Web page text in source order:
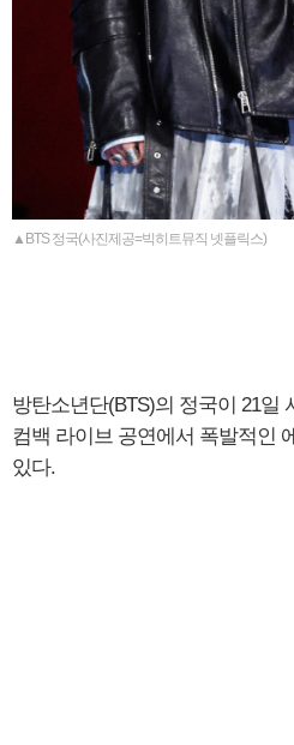
▲BTS 정국(사진제공=빅히트뮤직 넷플릭스)
방탄소년단(BTS)의 정국이 21일
컴백 라이브 공연에서 폭발적인
있다.